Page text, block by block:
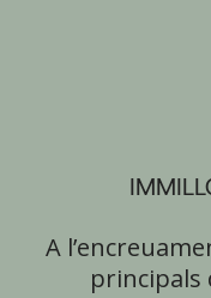
A
principals